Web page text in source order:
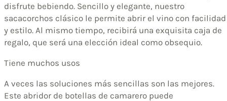
disfrute bebiendo. Sencillo y elegante, nuestro
sacacorchos clásico le permite abrir el vino con facilidad
y estilo. Al mismo tiempo, recibirá una exquisita caja de
regalo, que será una elección ideal como obsequio.
Tiene muchos usos
A veces las soluciones más sencillas son las mejores.
Este abridor de botellas de camarero puede